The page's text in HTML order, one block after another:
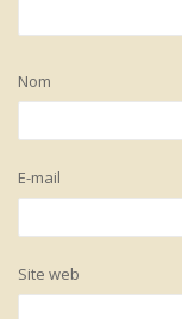
Nom
E-mail
Site web